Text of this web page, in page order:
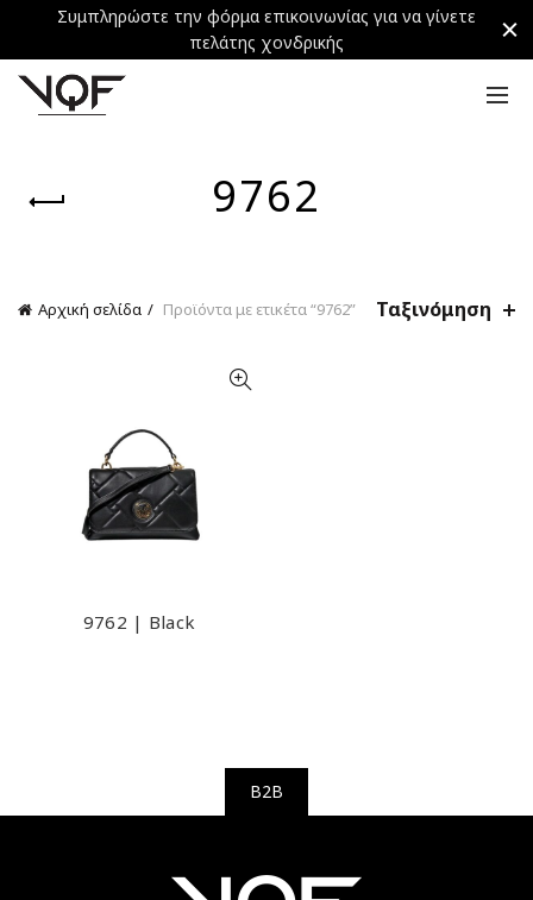
9762
Αρχική σελίδα Προϊόντα με ετικέτα “9762” Ταξινόμηση
9762 | Black
B2B
Συμπληρώστε την φόρμα επικοινωνίας για να γίνετε
πελάτης χονδρικής